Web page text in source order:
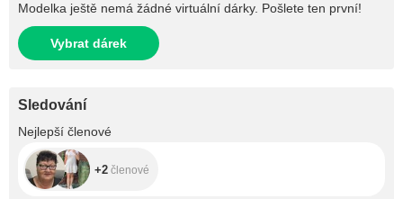
Modelka ještě nemá žádné virtuální dárky. Pošlete ten první!
Vybrat dárek
Sledování
Nejlepší členové
+2
+2 členové